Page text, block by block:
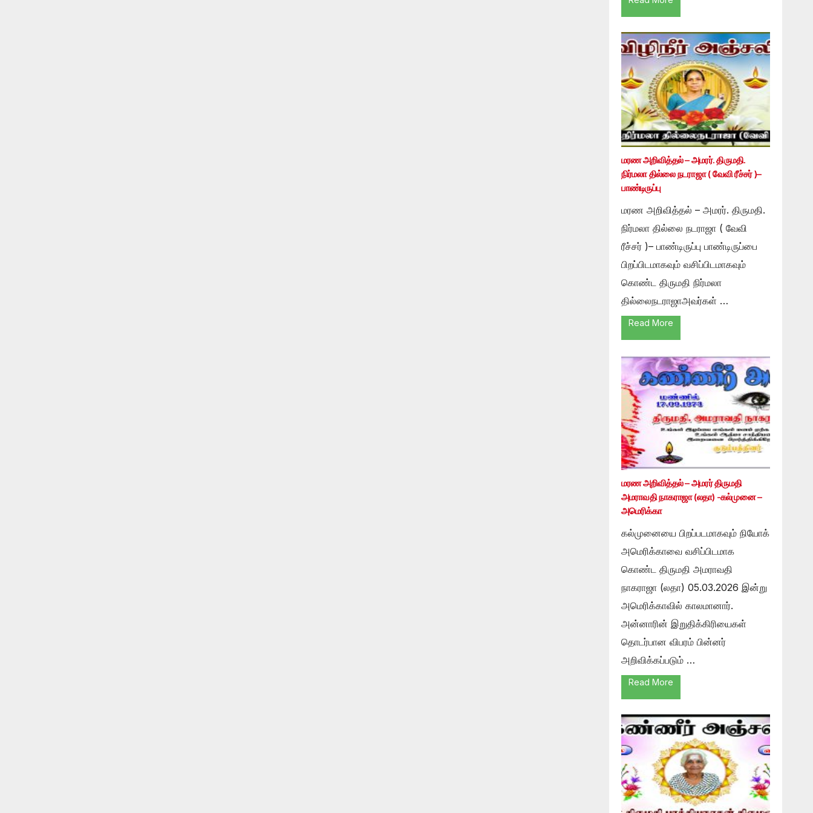
மரண அறிவித்தல் – அமரர். திருமதி.
நிர்மலா தில்லை நடராஜா ( வேவி ரீச்சர் )–
பாண்டிருப்பு
மரண அறிவித்தல் – அமரர். திருமதி.
நிர்மலா தில்லை நடராஜா ( வேவி
ரீச்சர் )– பாண்டிருப்பு பாண்டிருப்பை
பிறப்பிடமாகவும் வசிப்பிடமாகவும்
கொண்ட திருமதி நிர்மலா
தில்லைநடராஜாஅவர்கள் …
Read More
மரண அறிவித்தல் – அமரர் திருமதி
அமராவதி நாகராஜா (லதா) -கல்முனை –
அமெரிக்கா
கல்முனையை பிறப்படமாகவும் நியோக்
அமெரிக்காவை வசிப்பிடமாக
கொண்ட திருமதி அமராவதி
நாகராஜா (லதா) 05.03.2026 இன்று
அமெரிக்காவில் காலமானார்.
அன்னாரின் இறுதிக்கிரியைகள்
தொடர்பான விபரம் பின்னர்
அறிவிக்கப்படும் …
Read More